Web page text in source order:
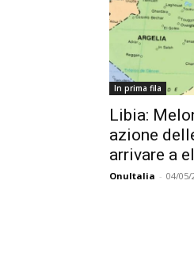
In prima fila
Libia:
azione
arrivare a
OnuItalia - 04/05/